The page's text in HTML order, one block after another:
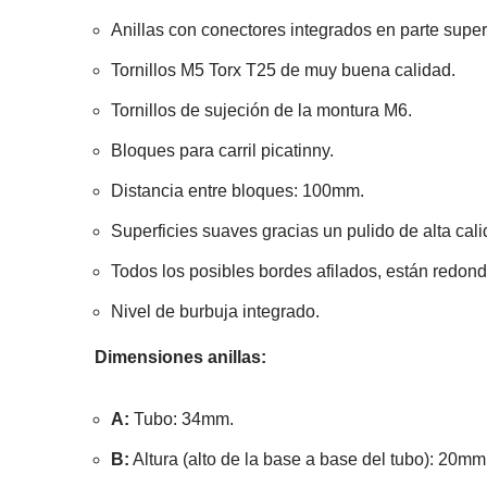
Anillas con conectores integrados en parte
Tornillos M5 Torx T25 de muy buena calidad.
Tornillos de sujeción de la montura M6.
Bloques para carril picatinny.
Distancia entre bloques: 100mm.
Superficies suaves gracias un pulido de alta
Todos los posibles bordes afilados, están
Nivel de burbuja integrado.
Dimensiones anillas:
A: Tubo: 34mm.
B: Altura (alto de la base a base del tubo):